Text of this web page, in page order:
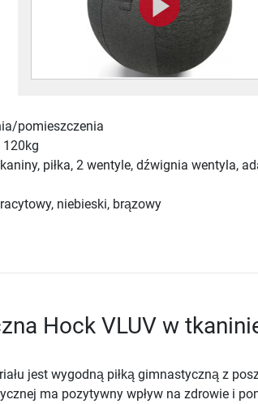
pomieszczenia
piłka, 2 wentyle, dźwignia wentyla,
niebieski, brązowy
Hock VLUV w
jest wygodną piłką gimnastyczną z
ma pozytywny wpływ na zdrowie i